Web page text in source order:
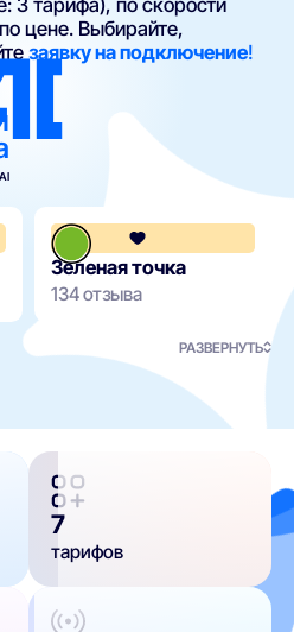
3 тарифа), по скорости
цене. Выбирайте,
заявку на подключение!
4.1
Зеленая точка
134 отзыва
РАЗВЕРНУТЬ
7
тарифов